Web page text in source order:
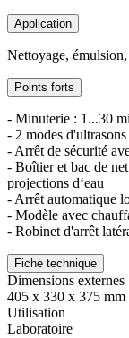
Application
Nettoyage,
Points forts
- Minuterie : 1...30
- 2 modes d'ultrasons
- Arrêt de sécurité
- Boîtier et bac de
projections d‘eau
- Arrêt automatique
- Modèle avec
- Robinet d'arrêt
Fiche technique
Dimensions externes
405 x 330 x 375
Utilisation
Laboratoire